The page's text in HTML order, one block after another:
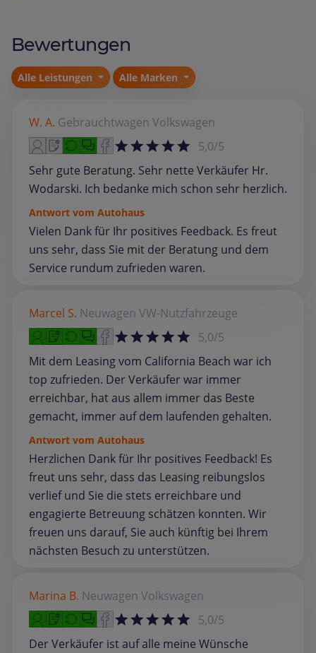
Bewertungen
Alle Leistungen Alle Marken
W. A. Gebrauchtwagen Volkswagen
5,0/5
Sehr gute Beratung. Sehr nette Verkäufer Hr.
Wodarski. Ich bedanke mich schon sehr herzlich.
Antwort vom Autohaus
Vielen Dank für Ihr positives Feedback. Es freut
uns sehr, dass Sie mit der Beratung und dem
Service rundum zufrieden waren.
Marcel S. Neuwagen VW-Nutzfahrzeuge
5,0/5
Mit dem Leasing vom California Beach war ich
top zufrieden. Der Verkäufer war immer
erreichbar, hat aus allem immer das Beste
gemacht, immer auf dem laufenden gehalten.
Antwort vom Autohaus
Herzlichen Dank für Ihr positives Feedback! Es
freut uns sehr, dass das Leasing reibungslos
verlief und Sie die stets erreichbare und
engagierte Betreuung schätzen konnten. Wir
freuen uns darauf, Sie auch künftig bei Ihrem
nächsten Besuch zu unterstützen.
Marina B. Neuwagen Volkswagen
5,0/5
Der Verkäufer ist auf alle meine Wünsche